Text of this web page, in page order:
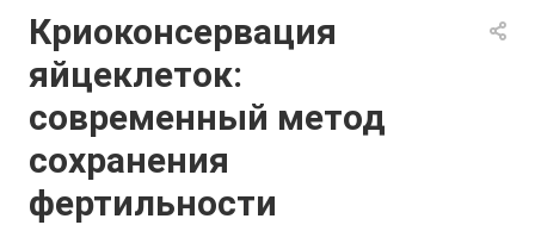
Криоконсервация
яйцеклеток:
современный метод
сохранения
фертильности